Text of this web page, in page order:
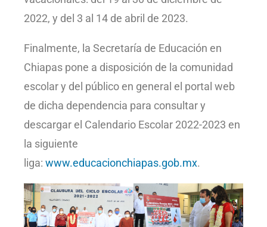
2022, y del 3 al 14 de abril de 2023.
Finalmente, la Secretaría de Educación en
Chiapas pone a disposición de la comunidad
escolar y del público en general el portal web
de dicha dependencia para consultar y
descargar el Calendario Escolar 2022-2023 en
la siguiente
liga: www.educacionchiapas.gob.mx.